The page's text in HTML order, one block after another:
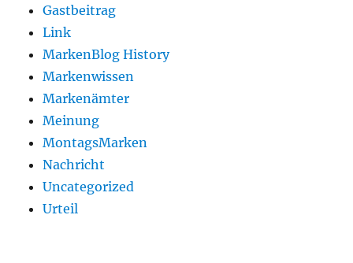
Gastbeitrag
Link
MarkenBlog History
Markenwissen
Markenämter
Meinung
MontagsMarken
Nachricht
Uncategorized
Urteil